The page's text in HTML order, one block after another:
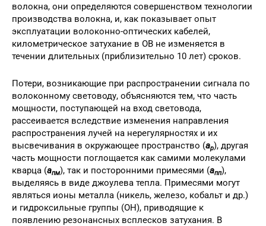
волокна, они определяются совершенством технологии
производства волокна, и, как показывает опыт
эксплуатации волоконно-оптических кабелей,
километрическое затухание в ОВ не изменяется в
течении длительных (приблизительно 10 лет) сроков.
Потери, возникающие при распространении сигнала по
волоконному световоду, объясняются тем, что часть
мощности, поступающей на вход световода,
рассеивается вследствие изменения направления
распространения лучей на нерегулярностях и их
высвечивания в окружающее пространство (aр), другая
часть мощности поглощается как самими молекулами
кварца (aпм), так и посторонними примесями (aпп),
выделяясь в виде джоулева тепла. Примесями могут
являться ионы металла (никель, железо, кобальт и др.)
и гидроксильные группы (ОН), приводящие к
появлению резонансных всплесков затухания. В